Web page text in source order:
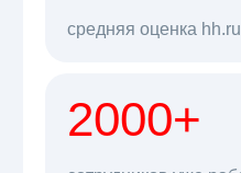
средняя оценка
2000+